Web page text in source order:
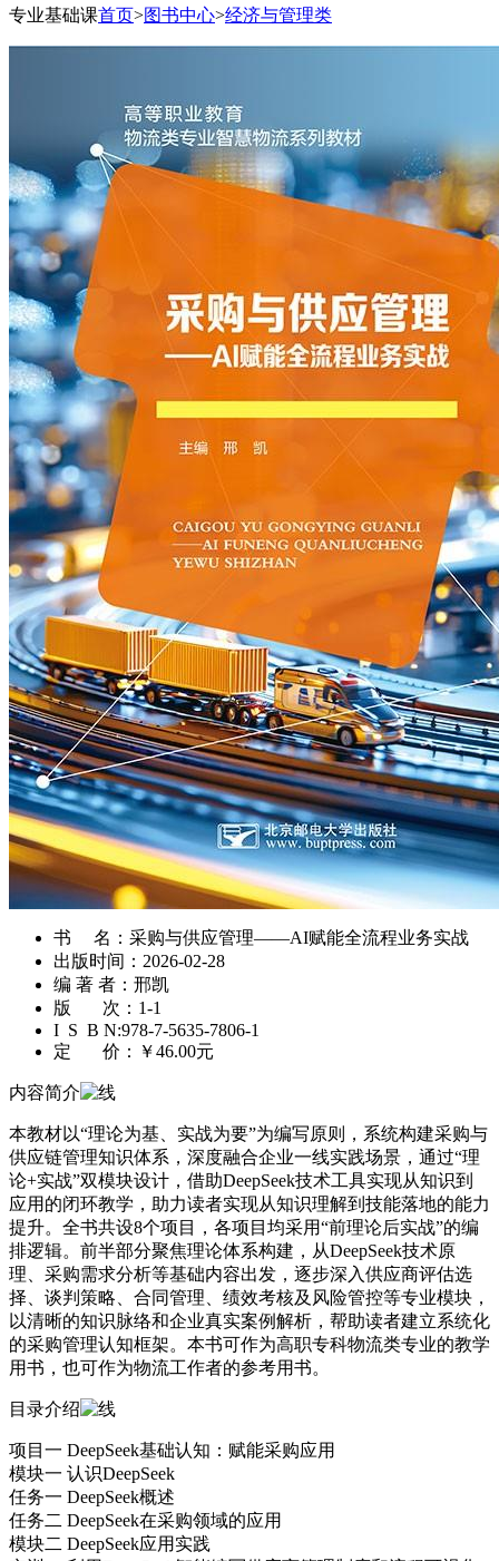
专业基础课首页>图书中心>经济与管理类
书 名： 采购与供应管理——AI赋能全流程业务实战
出版时间： 2026-02-28
编 著 者： 邢凯
版 次： 1-1
I S B N:978-7-5635-7806-1
定 价：
￥46.00元
内容简介
本教材以“理论为基、实战为要”为编写原则，系统构建采购与
供应链管理知识体系，深度融合企业一线实践场景，通过“理
论+实战”双模块设计，借助DeepSeek技术工具实现从知识到
应用的闭环教学，助力读者实现从知识理解到技能落地的能力
提升。全书共设8个项目，各项目均采用“前理论后实战”的编
排逻辑。前半部分聚焦理论体系构建，从DeepSeek技术原
理、采购需求分析等基础内容出发，逐步深入供应商评估选
择、谈判策略、合同管理、绩效考核及风险管控等专业模块，
以清晰的知识脉络和企业真实案例解析，帮助读者建立系统化
的采购管理认知框架。本书可作为高职专科物流类专业的教学
用书，也可作为物流工作者的参考用书。
目录介绍
项目一 DeepSeek基础认知：赋能采购应用
模块一 认识DeepSeek
任务一 DeepSeek概述
任务二 DeepSeek在采购领域的应用
模块二 DeepSeek应用实践